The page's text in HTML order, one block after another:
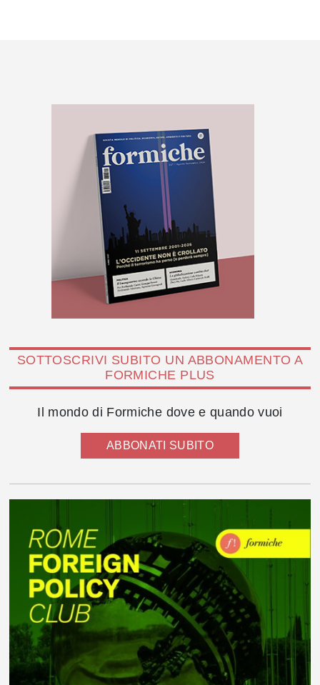
SOTTOSCRIVI SUBITO UN ABBONAMENTO A
FORMICHE PLUS
Il mondo di Formiche dove e quando vuoi
ABBONATI SUBITO